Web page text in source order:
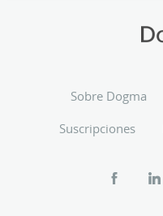
Sobre Dogma
Suscripciones